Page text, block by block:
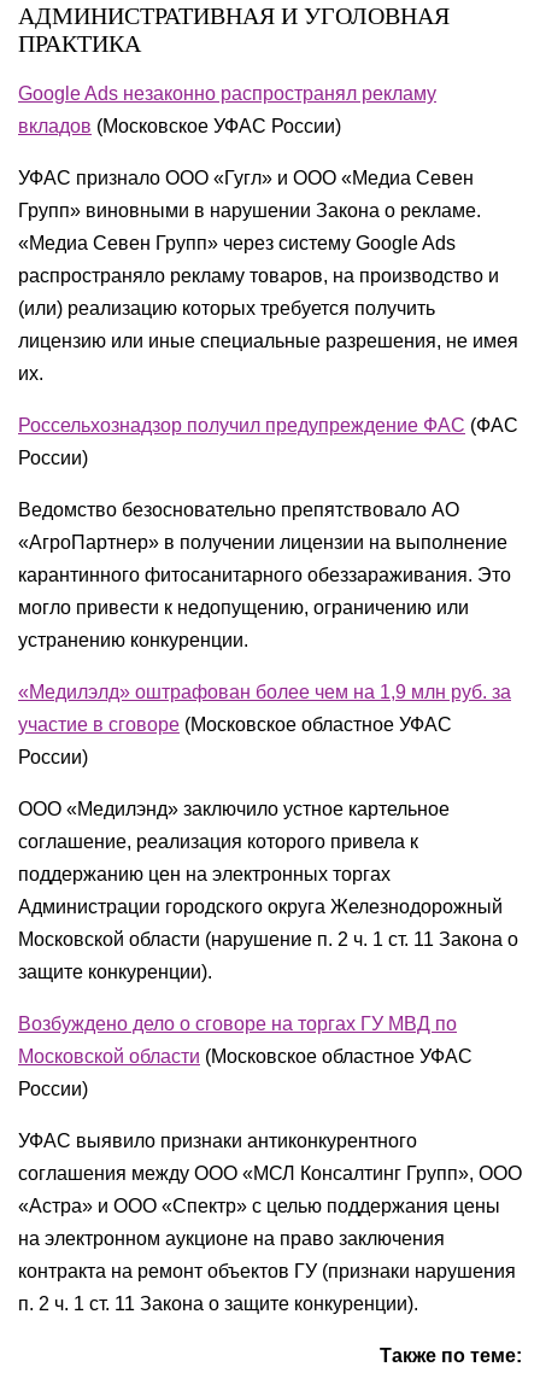
АДМИНИСТРАТИВНАЯ И УГОЛОВНАЯ
ПРАКТИКА
Google Ads незаконно распространял рекламу
вкладов (Московское УФАС России)
УФАС признало ООО «Гугл» и ООО «Медиа Севен
Групп» виновными в нарушении Закона о рекламе.
«Медиа Севен Групп» через систему Google Ads
распространяло рекламу товаров, на производство и
(или) реализацию которых требуется получить
лицензию или иные специальные разрешения, не имея
их.
Россельхознадзор получил предупреждение ФАС (ФАС
России)
Ведомство безосновательно препятствовало АО
«АгроПартнер» в получении лицензии на выполнение
карантинного фитосанитарного обеззараживания. Это
могло привести к недопущению, ограничению или
устранению конкуренции.
«Медилэлд» оштрафован более чем на 1,9 млн руб. за
участие в сговоре (Московское областное УФАС
России)
ООО «Медилэнд» заключило устное картельное
соглашение, реализация которого привела к
поддержанию цен на электронных торгах
Администрации городского округа Железнодорожный
Московской области (нарушение п. 2 ч. 1 ст. 11 Закона о
защите конкуренции).
Возбуждено дело о сговоре на торгах ГУ МВД по
Московской области (Московское областное УФАС
России)
УФАС выявило признаки антиконкурентного
соглашения между ООО «МСЛ Консалтинг Групп», ООО
«Астра» и ООО «Спектр» с целью поддержания цены
на электронном аукционе на право заключения
контракта на ремонт объектов ГУ (признаки нарушения
п. 2 ч. 1 ст. 11 Закона о защите конкуренции).
Также по теме: